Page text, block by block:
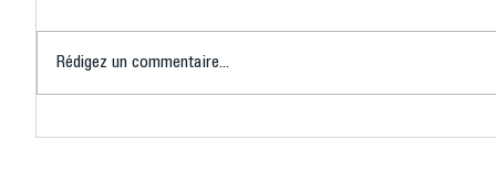
Rédigez un commentaire...